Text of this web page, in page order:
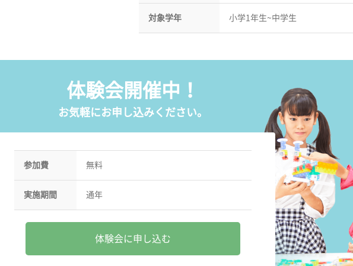
対象学年 小学1年生~中学生
体験会開催中！
お気軽にお申し込みください。
参加費 無料
実施期間 通年
体験会に申し込む